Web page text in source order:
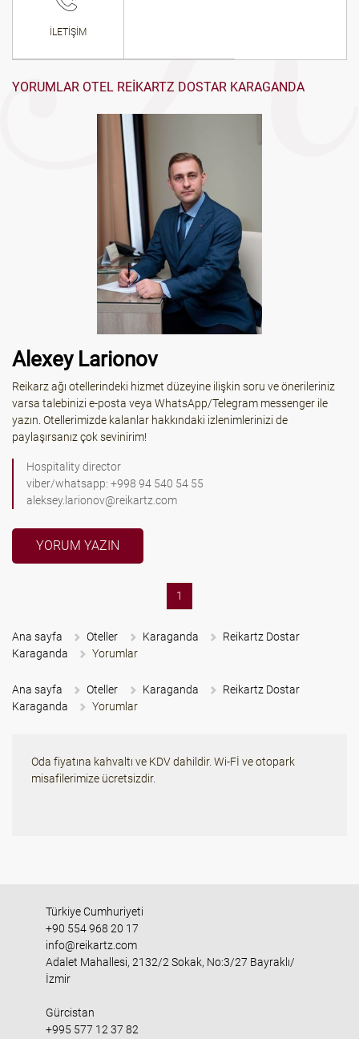
İLETİŞİM
YORUMLAR OTEL REIKARTZ DOSTAR KARAGANDA
Alexey Larionov
Reikarz ağı otellerindeki hizmet düzeyine ilişkin soru ve önerileriniz
varsa talebinizi e-posta veya WhatsApp/Telegram messenger ile
yazın. Otellerimizde kalanlar hakkındaki izlenimlerinizi de
paylaşırsanız çok sevinirim!
Hospitality director
viber/whatsapp: +998 94 540 54 55
aleksey.larionov@reikartz.com
YORUM YAZIN
1
Ana sayfa Oteller Karaganda
Reikartz Dostar
Karaganda
Yorumlar
Ana sayfa Oteller Karaganda
Reikartz Dostar
Karaganda
Yorumlar
Oda fiyatına kahvaltı ve KDV dahildir. Wi-Fİ ve otopark
misafilerimize ücretsizdir.
Türkiye Cumhuriyeti
+90 554 968 20 17
info@reikartz.com
Adalet Mahallesi, 2132/2 Sokak, No:3/27 Bayraklı/
İzmir
Gürcistan
+995 577 12 37 82